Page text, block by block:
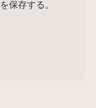
保存する。